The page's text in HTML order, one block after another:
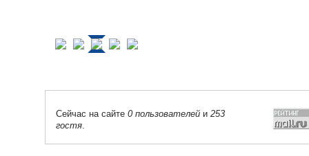
Сейчас на сайте 0 пользователей и 253
гостя.